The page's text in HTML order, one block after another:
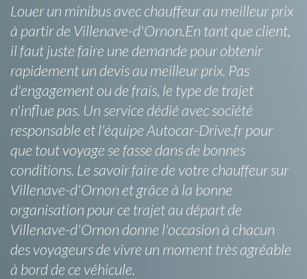
Louer un minibus avec chauffeur au meilleur prix
à partir de Villenave-d'Ornon.En tant que client,
il faut juste faire une demande pour obtenir
rapidement un devis au meilleur prix. Pas
d'engagement ou de frais, le type de trajet
n'influe pas. Un service dédié avec société
responsable et l'équipe Autocar-Drive.fr pour
que tout voyage se fasse dans de bonnes
conditions. Le savoir faire de votre chauffeur sur
Villenave-d'Ornon et grâce à la bonne
organisation pour ce trajet au départ de
Villenave-d'Ornon donne l'occasion à chacun
des voyageurs de vivre un moment très agréable
à bord de ce véhicule.